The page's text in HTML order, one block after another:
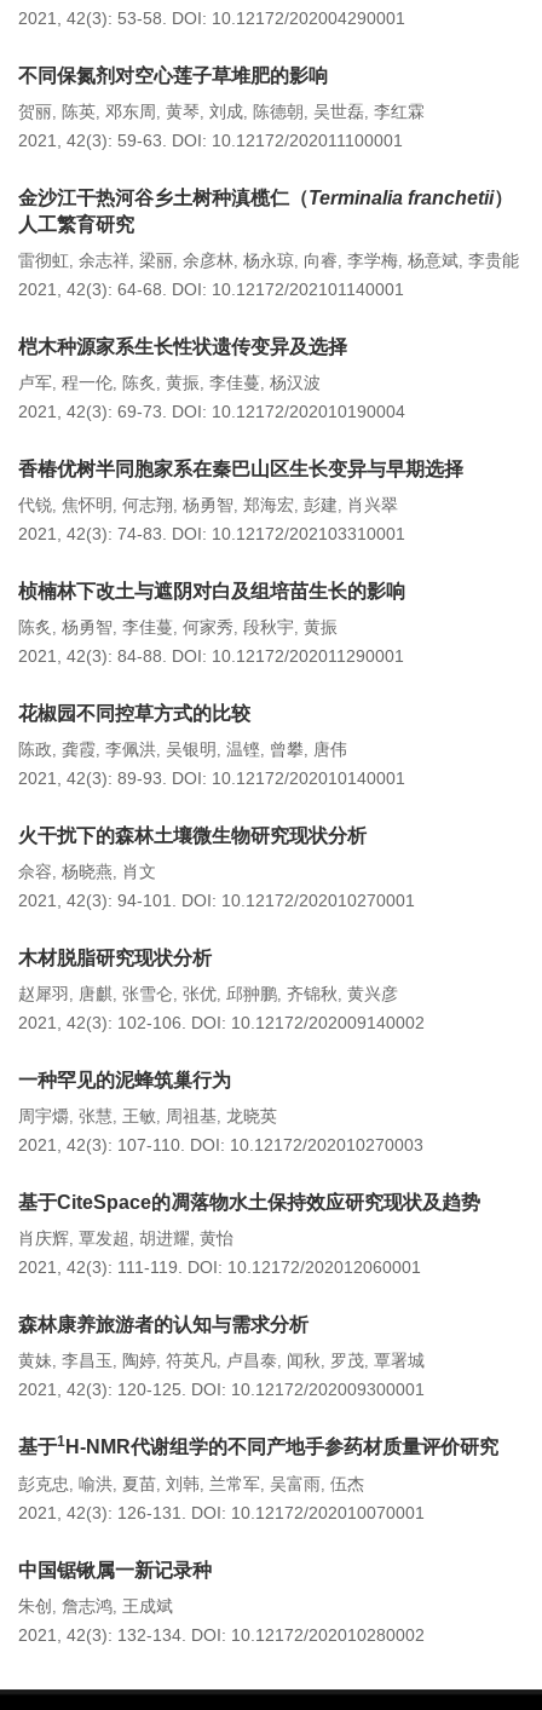
2021, 42(3): 53-58.
DOI: 10.12172/202004290001
不同保氮剂对空心莲子草堆肥的影响
贺丽, 陈英, 邓东周 , 黄琴, 刘成, 陈德朝, 吴世磊, 李红霖
2021, 42(3): 59-63.
DOI: 10.12172/202011100001
金沙江干热河谷乡土树种滇榄仁（Terminalia franchetii）
人工繁育研究
雷彻虹, 余志祥, 梁丽, 余彦林, 杨永琼, 向睿, 李学梅, 杨意斌, 李贵能
2021, 42(3): 64-68.
DOI: 10.12172/202101140001
桤木种源家系生长性状遗传变异及选择
卢军, 程一伦, 陈炙 , 黄振, 李佳蔓, 杨汉波
2021, 42(3): 69-73.
DOI: 10.12172/202010190004
香椿优树半同胞家系在秦巴山区生长变异与早期选择
代锐, 焦怀明 , 何志翔, 杨勇智, 郑海宏, 彭建, 肖兴翠
2021, 42(3): 74-83.
DOI: 10.12172/202103310001
桢楠林下改土与遮阴对白及组培苗生长的影响
陈炙 , 杨勇智, 李佳蔓, 何家秀, 段秋宇, 黄振
2021, 42(3): 84-88.
DOI: 10.12172/202011290001
花椒园不同控草方式的比较
陈政, 龚霞, 李佩洪, 吴银明 , 温铿, 曾攀, 唐伟
2021, 42(3): 89-93.
DOI: 10.12172/202010140001
火干扰下的森林土壤微生物研究现状分析
佘容, 杨晓燕, 肖文
2021, 42(3): 94-101.
DOI: 10.12172/202010270001
木材脱脂研究现状分析
赵犀羽 , 唐麒, 张雪仑, 张优, 邱翀鹏, 齐锦秋, 黄兴彦
2021, 42(3): 102-106.
DOI: 10.12172/202009140002
一种罕见的泥蜂筑巢行为
周宇爝, 张慧, 王敏, 周祖基, 龙晓英
2021, 42(3): 107-110. DOI: 10.12172/202010270003
基于CiteSpace的凋落物水土保持效应研究现状及趋势
肖庆辉, 覃发超 , 胡进耀, 黄怡
2021, 42(3): 111-119.
DOI: 10.12172/202012060001
森林康养旅游者的认知与需求分析
黄妹, 李昌玉 , 陶婷, 符英凡, 卢昌泰, 闻秋, 罗茂, 覃署城
2021, 42(3): 120-125.
DOI: 10.12172/202009300001
基于1 H-NMR代谢组学的不同产地手参药材质量评价研究
彭克忠 , 喻洪, 夏苗, 刘韩, 兰常军, 吴富雨, 伍杰
2021, 42(3): 126-131.
DOI: 10.12172/202010070001
中国锯锹属一新记录种
朱创 , 詹志鸿, 王成斌
2021, 42(3): 132-134. DOI: 10.12172/202010280002